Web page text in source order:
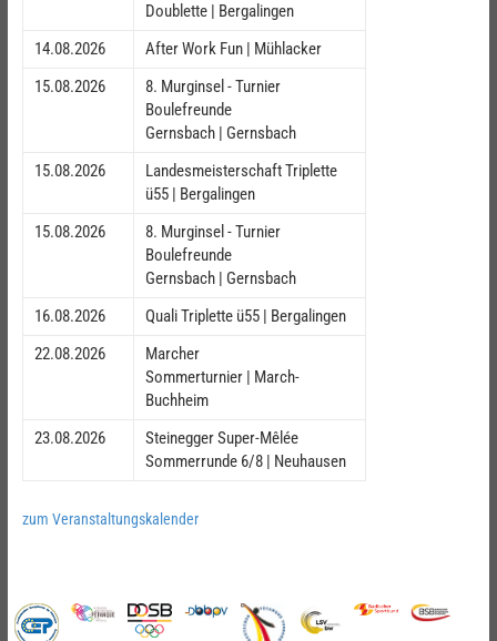
Doublette | Bergalingen
14.08.2026
After Work Fun | Mühlacker
15.08.2026
8. Murginsel - Turnier
Boulefreunde
Gernsbach | Gernsbach
15.08.2026
Landesmeisterschaft Triplette
ü55 | Bergalingen
15.08.2026
8. Murginsel - Turnier
Boulefreunde
Gernsbach | Gernsbach
16.08.2026
Quali Triplette ü55 | Bergalingen
22.08.2026
Marcher
Sommerturnier | March-
Buchheim
23.08.2026
Steinegger Super-Mêlée
Sommerrunde 6/8 | Neuhausen
zum Veranstaltungskalender